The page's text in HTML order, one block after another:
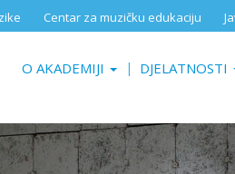
Centar za muzičku edukaciju
O AKADEMIJI DJELATNOSTI